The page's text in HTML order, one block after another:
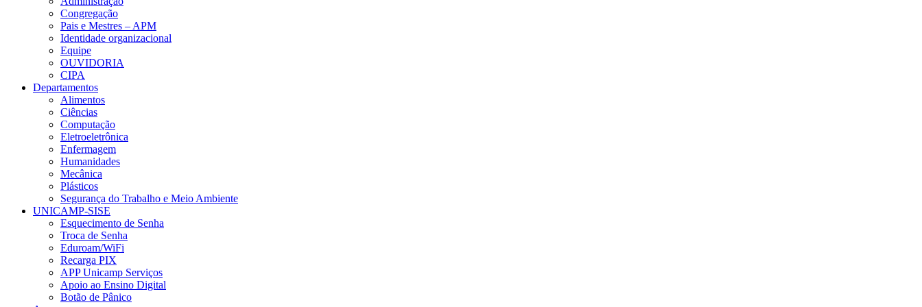
Congregação
Pais e Mestres – APM
Identidade organizacional
Equipe
OUVIDORIA
CIPA
Departamentos
Alimentos
Ciências
Computação
Eletroeletrônica
Enfermagem
Humanidades
Mecânica
Plásticos
Segurança do Trabalho e Meio Ambiente
UNICAMP-SISE
Esquecimento de Senha
Troca de Senha
Eduroam/WiFi
Recarga PIX
APP Unicamp Serviços
Apoio ao Ensino Digital
Botão de Pânico